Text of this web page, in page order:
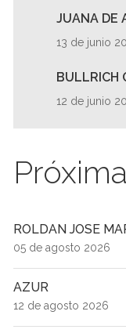
JUANA DE
13 de junio
BULLRICH
12 de junio
ROLDAN JOSE
05 de agosto 2026
AZUR
12 de agosto 2026